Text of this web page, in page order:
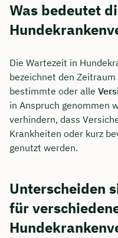
Was bedeutet
Die Wartezeit in
bezeichnet den
bestimmte oder alle
in Anspruch genommen
verhindern, dass
Krankheiten oder kurz
genutzt werden.
Unterscheiden
für